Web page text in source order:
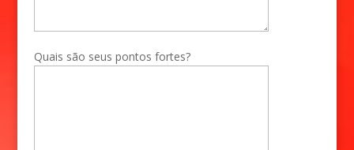
Quais são seus pontos fortes?